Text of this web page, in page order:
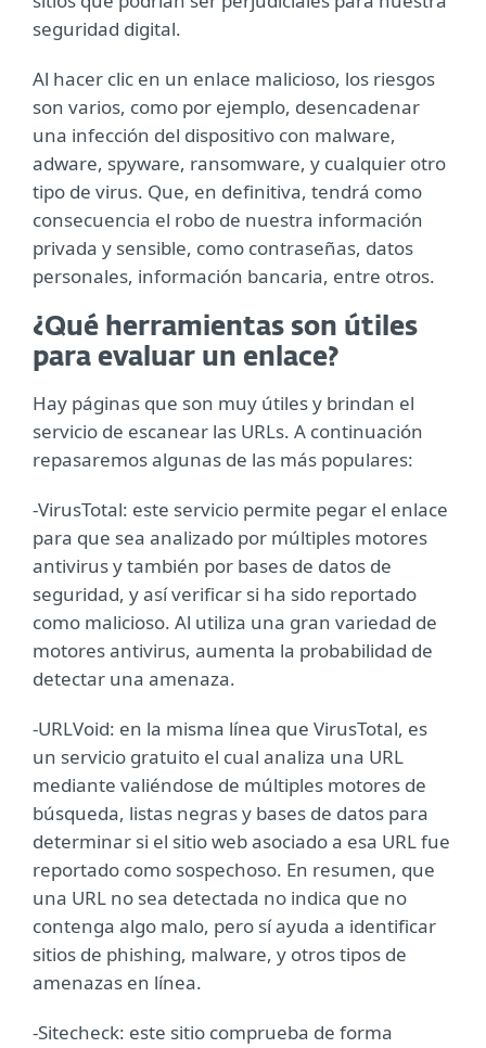
seguridad digital.
Al hacer clic en un enlace malicioso, los riesgos
son varios, como por ejemplo, desencadenar
una infección del dispositivo con malware,
adware, spyware, ransomware, y cualquier otro
tipo de virus. Que, en definitiva, tendrá como
consecuencia el robo de nuestra información
privada y sensible, como contraseñas, datos
personales, información bancaria, entre otros.
¿Qué herramientas son útiles
para evaluar un enlace?
Hay páginas que son muy útiles y brindan el
servicio de escanear las URLs. A continuación
repasaremos algunas de las más populares:
-VirusTotal: este servicio permite pegar el enlace
para que sea analizado por múltiples motores
antivirus y también por bases de datos de
seguridad, y así verificar si ha sido reportado
como malicioso. Al utiliza una gran variedad de
motores antivirus, aumenta la probabilidad de
detectar una amenaza.
-URLVoid: en la misma línea que VirusTotal, es
un servicio gratuito el cual analiza una URL
mediante valiéndose de múltiples motores de
búsqueda, listas negras y bases de datos para
determinar si el sitio web asociado a esa URL fue
reportado como sospechoso. En resumen, que
una URL no sea detectada no indica que no
contenga algo malo, pero sí ayuda a identificar
sitios de phishing, malware, y otros tipos de
amenazas en línea.
-Sitecheck: este sitio comprueba de forma